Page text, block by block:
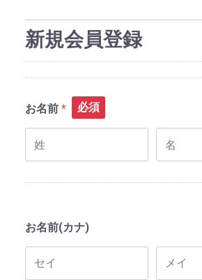
新規会員登録
お名前 必須
お名前(カナ)